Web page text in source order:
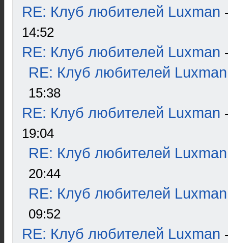
RE: Клуб любителей Luxman
14:52
RE: Клуб любителей Luxman
RE: Клуб любителей Luxman
15:38
RE: Клуб любителей Luxman
19:04
RE: Клуб любителей Luxman
20:44
RE: Клуб любителей Luxman
09:52
RE: Клуб любителей Luxman